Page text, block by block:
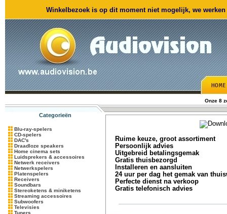
Winkelbezoek is op dit moment niet mogelijk, we
Onze 8
Categorieën
Blu-ray-spelers
CD-spelers
DAC's
Draadloze speakers
Home cinema sets
Luidsprekers & accessoires
Netwerk receivers
Netwerkspelers
Platenspelers
Receivers
Soundbars
Stereoketens & miniketens
Streaming accessoires
Subwoofers
Televisies
Tuners
Ruime keuze, groot assortiment
Persoonlijk advies
Uitgebreid betalingsgemak
Gratis thuisbezorgd
Installeren en aansluiten
24 uur per dag het gemak van
Perfecte dienst na verkoop
Gratis telefonisch advies